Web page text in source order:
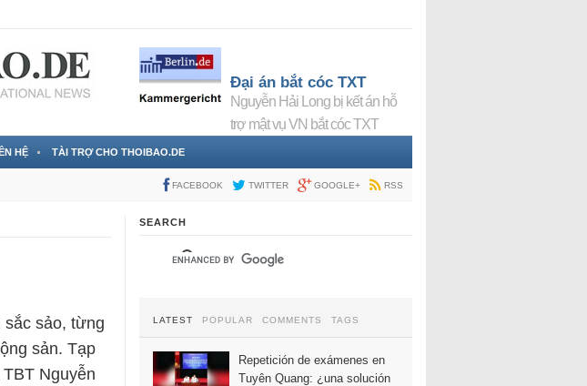
Đại án bắt cóc TXT
Nguyễn Hải Long bị kết án hỗ
trợ mật vụ VN bắt cóc TXT
HỆ TÀI TRỢ CHO THOIBAO.DE
FACEBOOK TWITTER GOOGLE+ RSS
sắc sảo, từng
sản. Tạp
Nguyễn
SEARCH
LATEST POPULAR COMMENTS TAGS
Repetición de exámenes en
Tuyên Quang: ¿una solución